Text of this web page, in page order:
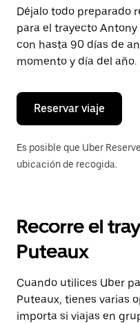
fecha.
Pulsa
el
botón
de
escape
cerrar
calendario.
Déjalo todo preparado
para el trayecto
con hasta 90 días de
momento y día del año.
Reservar viaje
Es posible que Uber
ubicación de recogida.
Recorre el
Puteaux
Cuando utilices Uber
Puteaux, tienes varias
importa si viajas en